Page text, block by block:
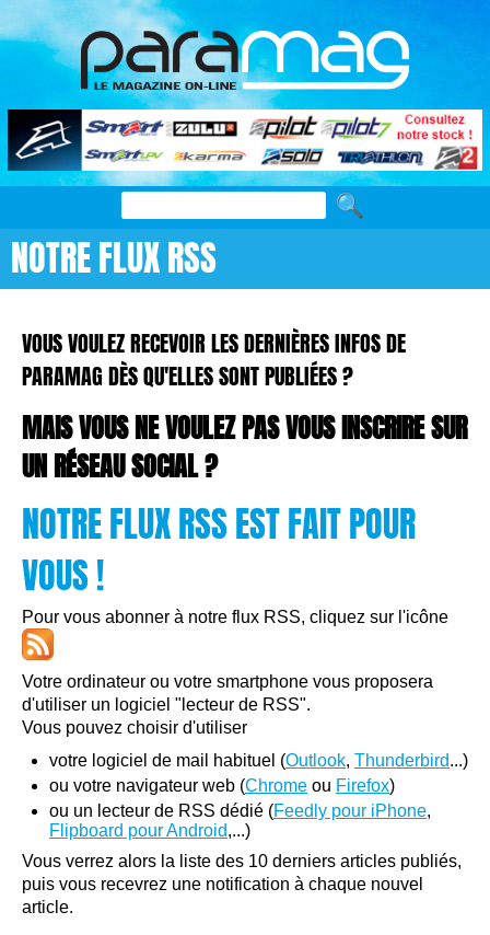
NOTRE FLUX RSS
VOUS VOULEZ RECEVOIR LES DERNIÈRES INFOS DE
PARAMAG DÈS QU'ELLES SONT PUBLIÉES ?
MAIS VOUS NE VOULEZ PAS VOUS INSCRIRE SUR
UN RÉSEAU SOCIAL ?
NOTRE FLUX RSS EST FAIT POUR
VOUS !
Pour vous abonner à notre flux RSS, cliquez sur l'icône
Votre ordinateur ou votre smartphone vous proposera
d'utiliser un logiciel "lecteur de RSS".
Vous pouvez choisir d'utiliser
votre logiciel de mail habituel (Outlook, Thunderbird...)
ou votre navigateur web (Chrome ou Firefox)
ou un lecteur de RSS dédié (Feedly pour iPhone,
Flipboard pour Android,...)
Vous verrez alors la liste des 10 derniers articles publiés,
puis vous recevrez une notification à chaque nouvel
article.